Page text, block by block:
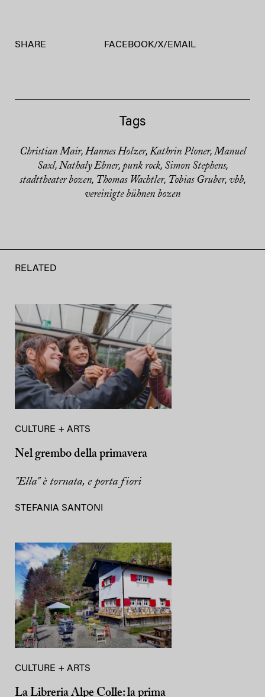
SHARE FACEBOOK/X/ EMAIL
Tags
Christian Mair, Hannes Holzer, Kathrin Ploner, Manuel
Saxl,Nathaly Ebner, punk rock, Simon Stephens,
stadttheater bozen, Thomas Wachtler, Tobias Gruber, vbb,
vereinigte bühnen bozen
RELATED
CULTURE + ARTS
Nel grembo della primavera
"Ella" è tornata, e porta fiori
STEFANIA SANTONI
CULTURE + ARTS
La Libreria Alpe Colle: la prima